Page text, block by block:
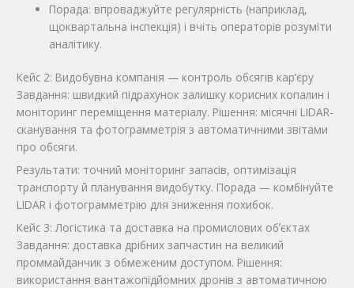
Порада: впроваджуйте регулярність (наприклад,
щоквартальна інспекція) і вчіть операторів розуміти
аналітику.
Кейс 2: Видобувна компанія — контроль обсягів кар’єру
Завдання: швидкий підрахунок залишку корисних копалин і
моніторинг переміщення матеріалу. Рішення: місячні LIDAR-
сканування та фотограмметрія з автоматичними звітами
про обсяги.
Результати: точний моніторинг запасів, оптимізація
транспорту й планування видобутку. Порада — комбінуйте
LIDAR і фотограмметрію для зниження похибок.
Кейс 3: Логістика та доставка на промислових обʼєктах
Завдання: доставка дрібних запчастин на великий
проммайданчик з обмеженим доступом. Рішення:
використання вантажопідйомних дронів з автоматичною